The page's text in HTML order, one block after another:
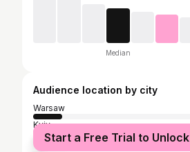
Median
Audience location by city
Warsaw
Kyiv
Moscow
Start a Free Trial to Unlock